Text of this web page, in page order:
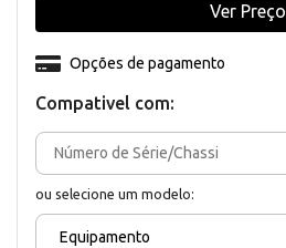
Compativel com:
ou selecione um modelo:
Equipamento
Opções de pagamento
Ver Preço